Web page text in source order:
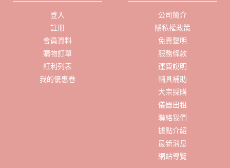
登入
註冊
會員資料
購物訂單
紅利列表
我的優惠卷
公司簡介
隱私權政策
免責聲明
服務條款
運費說明
輔具補助
大宗採購
儀器出租
聯絡我們
據點介紹
最新消息
網站導覽